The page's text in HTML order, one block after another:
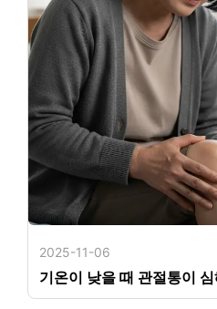
2025-11-06
기온이 낮을 때 관절통이